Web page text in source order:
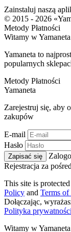
Zainstaluj naszą
© 2015 - 2026
Metody Płatności
Witamy wYamaneta
Yamaneta to
popularnych
Metody Płatności
Yamaneta
Zarejestruj się, aby
zakupów
E-mail
Hasło
Zapisać się
Rejestracja za
This site is
Policy and Terms of
Dołączając,
Polityka prywatności
Witamy wYamaneta